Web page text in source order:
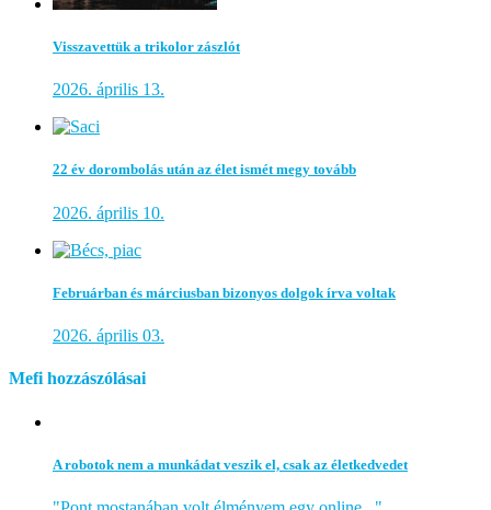
Visszavettük a trikolor zászlót
2026. április 13.
22 év dorombolás után az élet ismét megy tovább
2026. április 10.
Februárban és márciusban bizonyos dolgok írva voltak
2026. április 03.
Mefi hozzászólásai
A robotok nem a munkádat veszik el, csak az életkedvedet